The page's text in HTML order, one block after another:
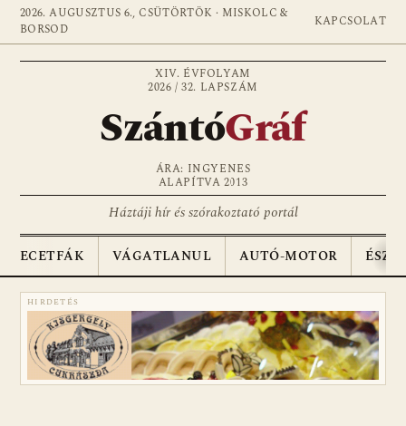
2026. AUGUSZTUS 6., CSÜTÖRTÖK · MISKOLC &
BORSOD
KAPCSOLAT
XIV. ÉVFOLYAM
2026 / 32. LAPSZÁM
SzántóGráf
ÁRA: INGYENES
ALAPÍTVA 2013
Háztáji hír és szórakoztató portál
ECETFÁK VÁGATLANUL AUTÓ-MOTOR
HIRDETÉS